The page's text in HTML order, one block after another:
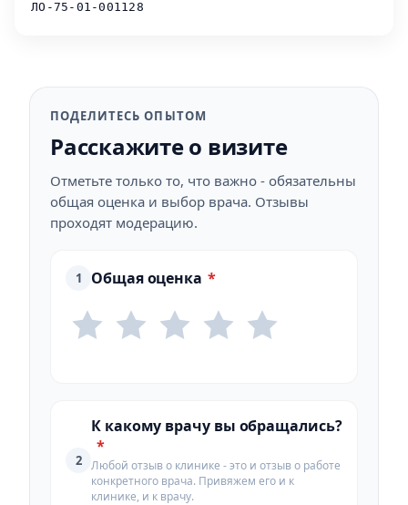
ЛО-75-01-001128
ПОДЕЛИТЕСЬ ОПЫТОМ
Расскажите о визите
Отметьте только то, что важно - обязательны
общая оценка и выбор врача. Отзывы
проходят модерацию.
1 Общая оценка *
2
К какому врачу вы обращались?
*
Любой отзыв о клинике - это и отзыв о работе
конкретного врача. Привяжем его и к
клинике, и к врачу.